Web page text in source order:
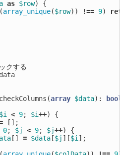
as $row)
{
(array_unique($row)) !== 9)
クする
checkColumns (array $data):
bool
$i < 9; $i++)
{
[];
0; $j < 9; $j++)
{
[] = $data [$j ][$i];